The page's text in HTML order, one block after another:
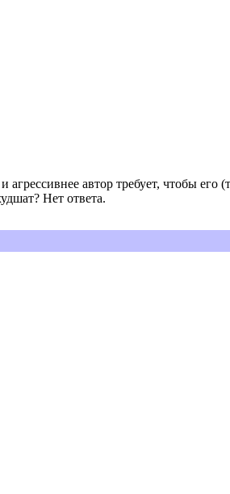
автор требует, чтобы его
Нет ответа.